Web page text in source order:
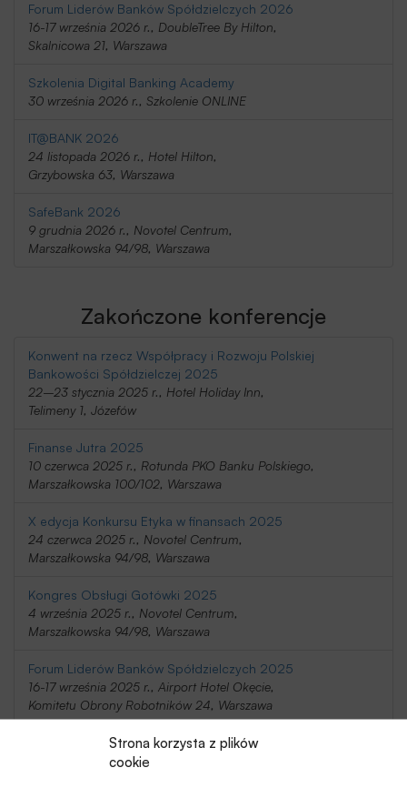
Strona korzysta z plików
cookie
Forum Liderów Banków Spółdzielczych 2026
16-17 września 2026 r., DoubleTree By Hilton,
Skalnicowa 21, Warszawa
Szkolenia Digital Banking Academy
30 września 2026 r., Szkolenie ONLINE
IT@BANK 2026
24 listopada 2026 r., Hotel Hilton,
Grzybowska 63, Warszawa
SafeBank 2026
9 grudnia 2026 r., Novotel Centrum,
Marszałkowska 94/98, Warszawa
Zakończone konferencje
Konwent na rzecz Współpracy i Rozwoju Polskiej
Bankowości Spółdzielczej 2025
22–23 stycznia 2025 r., Hotel Holiday Inn,
Telimeny 1, Józefów
Finanse Jutra 2025
10 czerwca 2025 r., Rotunda PKO Banku Polskiego,
Marszałkowska 100/102, Warszawa
X edycja Konkursu Etyka w finansach 2025
24 czerwca 2025 r., Novotel Centrum,
Marszałkowska 94/98, Warszawa
Kongres Obsługi Gotówki 2025
4 września 2025 r., Novotel Centrum,
Marszałkowska 94/98, Warszawa
Forum Liderów Banków Spółdzielczych 2025
16-17 września 2025 r., Airport Hotel Okęcie,
Komitetu Obrony Robotników 24, Warszawa
Wyzwania Bankowości 2025
6 listopada 2025 r., Akademia Leona Koźmińskiego,